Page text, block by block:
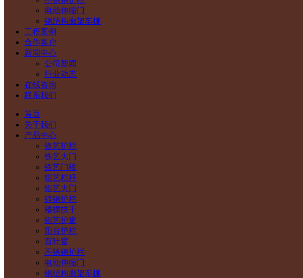
电动伸缩门
钢结构廊架车棚
工程案例
合作客户
新闻中心
公司新闻
行业动态
在线咨询
联系我们
首页
关于我们
产品中心
铁艺护栏
铁艺大门
铁艺门楼
铝艺栏杆
铝艺大门
锌钢护栏
楼梯扶手
铝艺护窗
阳台护栏
百叶窗
不锈钢护栏
电动伸缩门
钢结构廊架车棚